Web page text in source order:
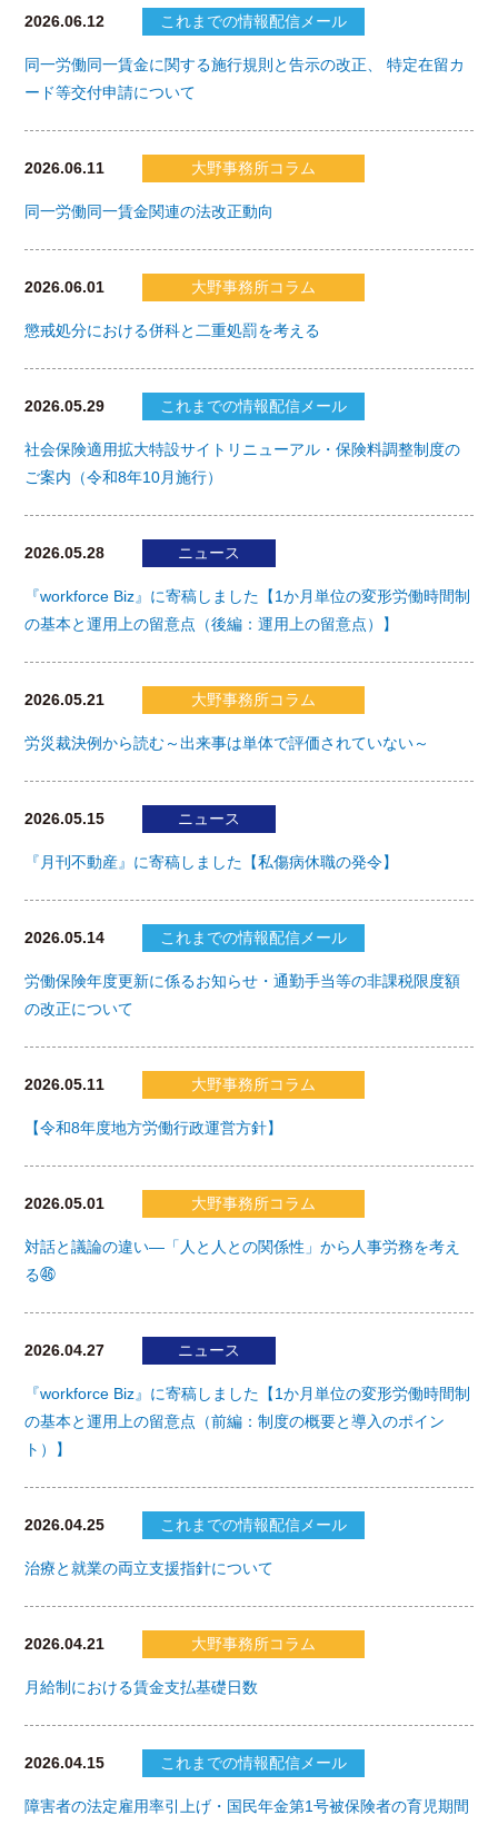
2026.06.12 これまでの情報配信メール
同一労働同一賃金に関する施行規則と告示の改正、 特定在留カ
ード等交付申請について
2026.06.11 大野事務所コラム
同一労働同一賃金関連の法改正動向
2026.06.01 大野事務所コラム
懲戒処分における併科と二重処罰を考える
2026.05.29 これまでの情報配信メール
社会保険適用拡大特設サイトリニューアル・保険料調整制度の
ご案内（令和8年10月施行）
2026.05.28 ニュース
『workforce Biz』に寄稿しました【1か月単位の変形労働時間制
の基本と運用上の留意点（後編：運用上の留意点）】
2026.05.21 大野事務所コラム
労災裁決例から読む～出来事は単体で評価されていない～
2026.05.15 ニュース
『月刊不動産』に寄稿しました【私傷病休職の発令】
2026.05.14 これまでの情報配信メール
労働保険年度更新に係るお知らせ・通勤手当等の非課税限度額
の改正について
2026.05.11 大野事務所コラム
【令和8年度地方労働行政運営方針】
2026.05.01 大野事務所コラム
対話と議論の違い―「人と人との関係性」から人事労務を考え
る㊻
2026.04.27 ニュース
『workforce Biz』に寄稿しました【1か月単位の変形労働時間制
の基本と運用上の留意点（前編：制度の概要と導入のポイン
ト）】
2026.04.25 これまでの情報配信メール
治療と就業の両立支援指針について
2026.04.21 大野事務所コラム
月給制における賃金支払基礎日数
2026.04.15 これまでの情報配信メール
障害者の法定雇用率引上げ・国民年金第1号被保険者の育児期間